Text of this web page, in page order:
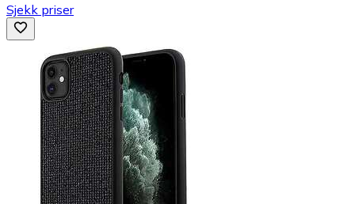
Sjekk priser